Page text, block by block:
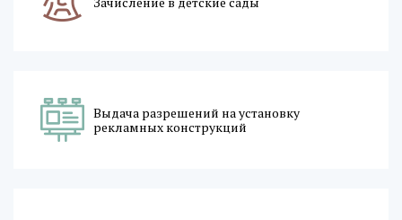
Выдача разрешений на установку
рекламных конструкций